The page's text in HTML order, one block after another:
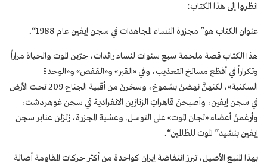
انظروا إلى هذا الكتاب:
عنوان الكتاب هو” مجزرة النساء المجاهدات في سجن إيفين عام 1988“.
هذا الكتاب قصة ملحمة سبع سنوات لنساء رائدات، جرّبن الموت والحیاة مراراً
وتكراراً في أفظع مسالخ التعذيب، وفي «القبر» و«القفص» و«الوحدة
السكنية»، لكنهنَّ نهضنَ بشموخ، وسخرنَ من أقبیة الجناح 209 تحت الأرض
في سجن إيفين، وأصبحنَ قاهراتِ الزنازين الانفرادية في سجن غوهردشت،
وأرغمنَ أعضاء «لجان الموت» على التوسل. وعشية المجزرة، زلزلن عنابر سجن
إيفين بنشيد” الموت للظالمين“.
بهذا المنبع الأصيل، تبرز انتفاضة إيران كواحدة من أكثر حرکات المقاومة أصالة